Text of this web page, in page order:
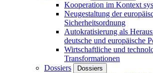
Kooperation im Kontext
Neugestaltung der
Sicherheitsordnung
Autokratisierung als
deutsche und europäische
Wirtschaftliche und
Transformationen
Dossiers
Dossiers